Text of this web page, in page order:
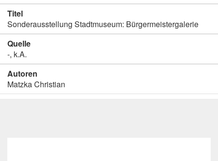
Titel
Sonderausstellung Stadtmuseum: Bürgermeistergalerie
Quelle
-, k.A.
Autoren
Matzka Christian